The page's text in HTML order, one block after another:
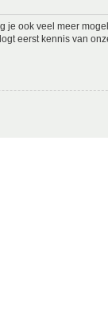
je ook veel meer
eerst kennis van